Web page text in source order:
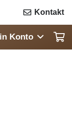
Kontakt
Konto